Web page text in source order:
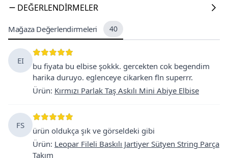
DEĞERLENDIRMELER
Mağaza Değerlendirmeleri 40
EI
bu fiyata bu elbise şokkk. gercekten cok begendim
harika duruyo. eglenceye cikarken fln superrr.
Ürün: Kırmızı Parlak Taş Askılı Mini Abiye Elbise
FS
ürün oldukça şık ve görseldeki gibi
Ürün: Leopar Fileli Baskılı Jartiyer Sütyen String Parça
Takım